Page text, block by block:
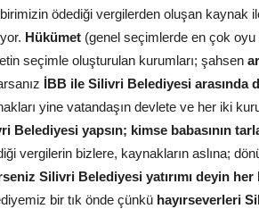
ödediği vergilerden oluşan kaynak
Hükümet (genel seçimlerde en çok
seçimle oluşturulan kurumları; şahsen
İBB ile Silivri Belediyesi arasında
yine vatandaşın devlete ve her iki
Belediyesi yapsın; kimse babasının
vergilerin bizlere, kaynakların aslına;
Silivri Belediyesi yatırımı deyin
bir tık önde çünkü hayırseverleri